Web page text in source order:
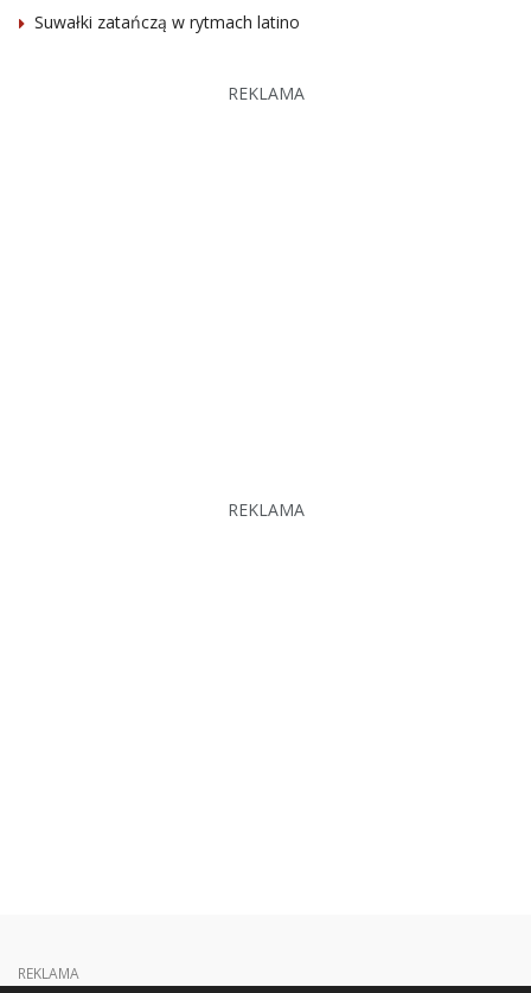
Suwałki zatańczą w rytmach latino
REKLAMA
REKLAMA
REKLAMA